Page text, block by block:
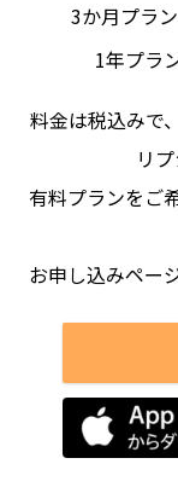
3か月プラ
1年プラ
料金は税込みで
リ
有料プランをご
お申し込みペー